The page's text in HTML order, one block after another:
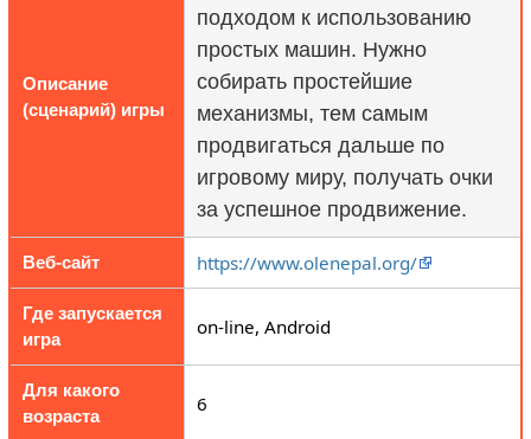
Описание
(сценарий) игры
подходом к использованию
простых машин. Нужно
собирать простейшие
механизмы, тем самым
продвигаться дальше по
игровому миру, получать очки
за успешное продвижение.
Веб-сайт https://www.olenepal.org/
Где запускается
игра
on-line, Android
Для какого
возраста
6